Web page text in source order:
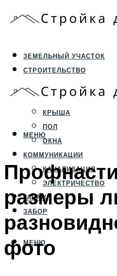
ЗЕМЕЛЬНЫЙ УЧАСТОК
СТРОИТЕЛЬСТВО
ФУНДАМЕНТ И
ПЕРЕКРЫТИЯ И
КРЫША
ПОЛ
ОКНА
КОММУНИКАЦИИ
КАНАЛИЗАЦИЯ
ЭЛЕКТРИЧЕСТВО
ГАРАЖ
ЗАБОР
МЕНЮ
МЕНЮ
размеры
фото